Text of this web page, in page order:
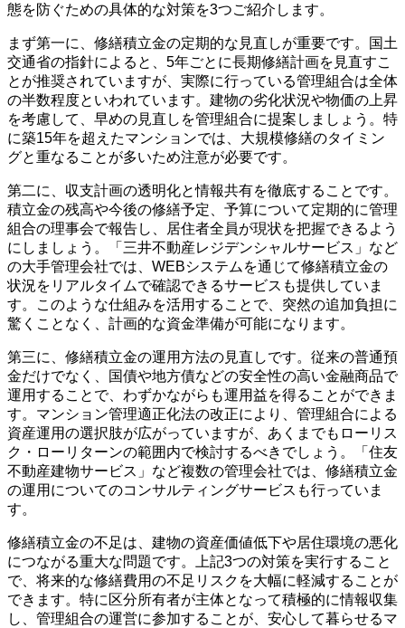
態を防ぐための具体的な対策を3つご紹介します。
まず第一に、修繕積立金の定期的な見直しが重要です。国土
交通省の指針によると、5年ごとに長期修繕計画を見直すこ
とが推奨されていますが、実際に行っている管理組合は全体
の半数程度といわれています。建物の劣化状況や物価の上昇
を考慮して、早めの見直しを管理組合に提案しましょう。特
に築15年を超えたマンションでは、大規模修繕のタイミン
グと重なることが多いため注意が必要です。
第二に、収支計画の透明化と情報共有を徹底することです。
積立金の残高や今後の修繕予定、予算について定期的に管理
組合の理事会で報告し、居住者全員が現状を把握できるよう
にしましょう。「三井不動産レジデンシャルサービス」など
の大手管理会社では、WEBシステムを通じて修繕積立金の
状況をリアルタイムで確認できるサービスも提供していま
す。このような仕組みを活用することで、突然の追加負担に
驚くことなく、計画的な資金準備が可能になります。
第三に、修繕積立金の運用方法の見直しです。従来の普通預
金だけでなく、国債や地方債などの安全性の高い金融商品で
運用することで、わずかながらも運用益を得ることができま
す。マンション管理適正化法の改正により、管理組合による
資産運用の選択肢が広がっていますが、あくまでもローリス
ク・ローリターンの範囲内で検討するべきでしょう。「住友
不動産建物サービス」など複数の管理会社では、修繕積立金
の運用についてのコンサルティングサービスも行っていま
す。
修繕積立金の不足は、建物の資産価値低下や居住環境の悪化
につながる重大な問題です。上記3つの対策を実行すること
で、将来的な修繕費用の不足リスクを大幅に軽減することが
できます。特に区分所有者が主体となって積極的に情報収集
し、管理組合の運営に参加することが、安心して暮らせるマ